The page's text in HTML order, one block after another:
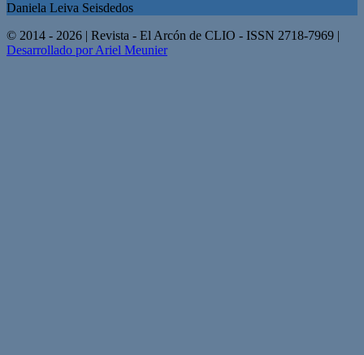
Daniela Leiva Seisdedos
© 2014 - 2026 | Revista - El Arcón de CLIO - ISSN 2718-7969 |
Desarrollado por Ariel Meunier